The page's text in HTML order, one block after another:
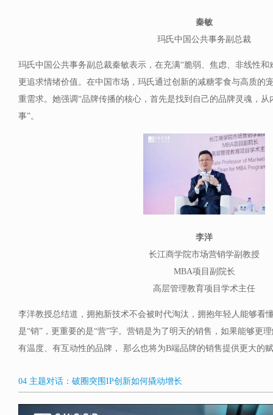
秦敏
玛氏中国公共事务副总裁
玛氏中国公共事务副总裁秦敏表示，在充满“脆弱、焦虑、非线性
更追求情绪价值。在中国市场，玛氏通过创新的减糖零食与高质的
重需求。她强调“品牌传播的核心，首先是找到自己的品牌灵魂，
事”。
李洋
长江商学院市场营销学副教授
MBA项目副院长
高层管理教育项目学术主任
李洋教授总结道，拥抱新技术不会被时代淘汰，拥抱年轻人能够看
是“销”，更重要的是“营”字。营销是为了明天的销售，如果能够更
有温度、有互动性的品牌， 那么也将为B端品牌的销售提供更大的
04 主题对话：破圈突围IP创新如何撬动增长